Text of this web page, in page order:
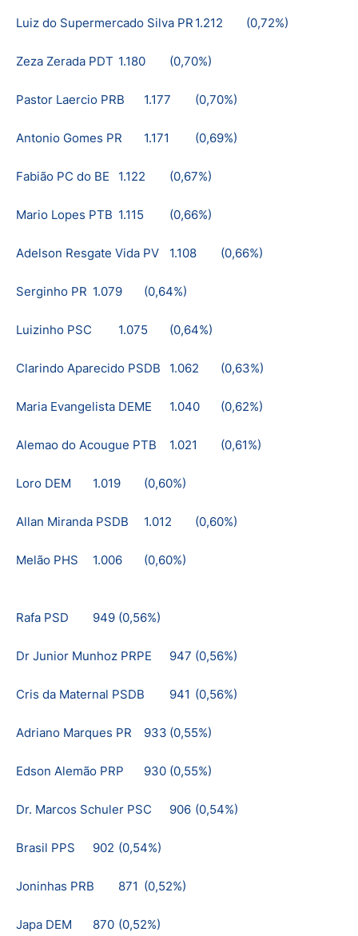
Luiz do Supermercado Silva PR 1.212 (0,72%)
Zeza Zerada PDT 1.180 (0,70%)
Pastor Laercio PRB 1.177 (0,70%)
Antonio Gomes PR 1.171 (0,69%)
Fabião PC do BE 1.122 (0,67%)
Mario Lopes PTB 1.115 (0,66%)
Adelson Resgate Vida PV 1.108 (0,66%)
Serginho PR 1.079 (0,64%)
Luizinho PSC 1.075 (0,64%)
Clarindo Aparecido PSDB 1.062 (0,63%)
Maria Evangelista DEME 1.040 (0,62%)
Alemao do Acougue PTB 1.021 (0,61%)
Loro DEM 1.019 (0,60%)
Allan Miranda PSDB 1.012 (0,60%)
Melão PHS 1.006 (0,60%)
Rafa PSD 949 (0,56%)
Dr Junior Munhoz PRPE 947 (0,56%)
Cris da Maternal PSDB 941 (0,56%)
Adriano Marques PR 933 (0,55%)
Edson Alemão PRP 930 (0,55%)
Dr. Marcos Schuler PSC 906 (0,54%)
Brasil PPS 902 (0,54%)
Joninhas PRB 871 (0,52%)
Japa DEM 870 (0,52%)